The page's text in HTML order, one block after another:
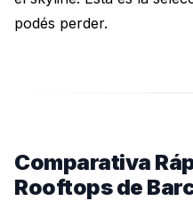
podés perder.
Comparativa
Rooftops de